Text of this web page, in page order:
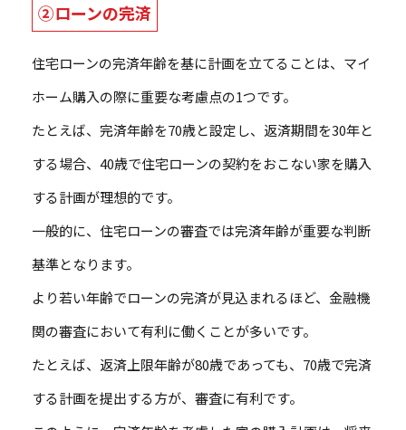
②ローンの完済
住宅ローンの完済年齢を基に計画を立てることは、マイ
ホーム購入の際に重要な考慮点の1つです。
たとえば、完済年齢を70歳と設定し、返済期間を30年と
する場合、40歳で住宅ローンの契約をおこない家を購入
する計画が理想的です。
一般的に、住宅ローンの審査では完済年齢が重要な判断
基準となります。
より若い年齢でローンの完済が見込まれるほど、金融機
関の審査において有利に働くことが多いです。
たとえば、返済上限年齢が80歳であっても、70歳で完済
する計画を提出する方が、審査に有利です。